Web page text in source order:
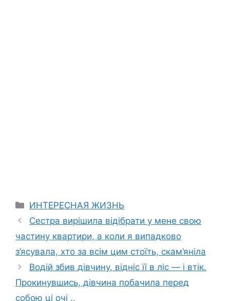
Categories
ИНТЕРЕСНАЯ ЖИЗНЬ
Сестра вирішила відібрати у мене свою
частину квартири, а коли я випадково
з’ясувала, хто за всім цим стоїть, скам’яніла
Водій збив дівчину, відніс її в ліс — і втік.
Прокинувшись, дівчина побачила перед
собою ці очі ..